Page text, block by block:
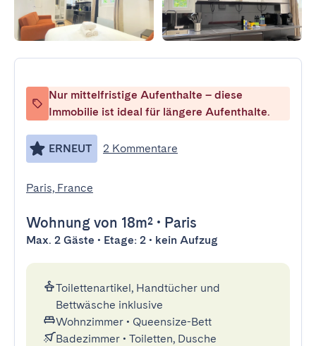
Nur mittelfristige Aufenthalte – diese
Immobilie ist ideal für längere Aufenthalte.
ERNEUT 2 Kommentare
Paris, France
Wohnung von 18m² • Paris
Max. 2 Gäste • Etage: 2 • kein Aufzug
Toilettenartikel, Handtücher und
Bettwäsche inklusive
Wohnzimmer • Queensize-Bett
Badezimmer • Toiletten, Dusche